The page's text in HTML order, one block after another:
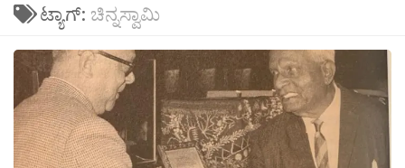
ಟ್ಯಾಗ್: ಚಿನ್ನಸ್ವಾಮಿ